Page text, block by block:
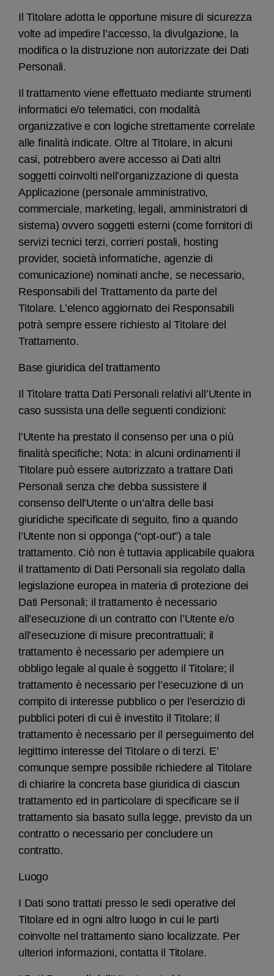
Il Titolare adotta le opportune misure di sicurezza
volte ad impedire l’accesso, la divulgazione, la
modifica o la distruzione non autorizzate dei Dati
Personali.
Il trattamento viene effettuato mediante strumenti
informatici e/o telematici, con modalità
organizzative e con logiche strettamente correlate
alle finalità indicate. Oltre al Titolare, in alcuni
casi, potrebbero avere accesso ai Dati altri
soggetti coinvolti nell’organizzazione di questa
Applicazione (personale amministrativo,
commerciale, marketing, legali, amministratori di
sistema) ovvero soggetti esterni (come fornitori di
servizi tecnici terzi, corrieri postali, hosting
provider, società informatiche, agenzie di
comunicazione) nominati anche, se necessario,
Responsabili del Trattamento da parte del
Titolare. L’elenco aggiornato dei Responsabili
potrà sempre essere richiesto al Titolare del
Trattamento.
Base giuridica del trattamento
Il Titolare tratta Dati Personali relativi all’Utente in
caso sussista una delle seguenti condizioni:
l’Utente ha prestato il consenso per una o più
finalità specifiche; Nota: in alcuni ordinamenti il
Titolare può essere autorizzato a trattare Dati
Personali senza che debba sussistere il
consenso dell’Utente o un’altra delle basi
giuridiche specificate di seguito, fino a quando
l’Utente non si opponga (“opt-out”) a tale
trattamento. Ciò non è tuttavia applicabile qualora
il trattamento di Dati Personali sia regolato dalla
legislazione europea in materia di protezione dei
Dati Personali; il trattamento è necessario
all’esecuzione di un contratto con l’Utente e/o
all’esecuzione di misure precontrattuali; il
trattamento è necessario per adempiere un
obbligo legale al quale è soggetto il Titolare; il
trattamento è necessario per l’esecuzione di un
compito di interesse pubblico o per l’esercizio di
pubblici poteri di cui è investito il Titolare; il
trattamento è necessario per il perseguimento del
legittimo interesse del Titolare o di terzi. E’
comunque sempre possibile richiedere al Titolare
di chiarire la concreta base giuridica di ciascun
trattamento ed in particolare di specificare se il
trattamento sia basato sulla legge, previsto da un
contratto o necessario per concludere un
contratto.
Luogo
I Dati sono trattati presso le sedi operative del
Titolare ed in ogni altro luogo in cui le parti
coinvolte nel trattamento siano localizzate. Per
ulteriori informazioni, contatta il Titolare.